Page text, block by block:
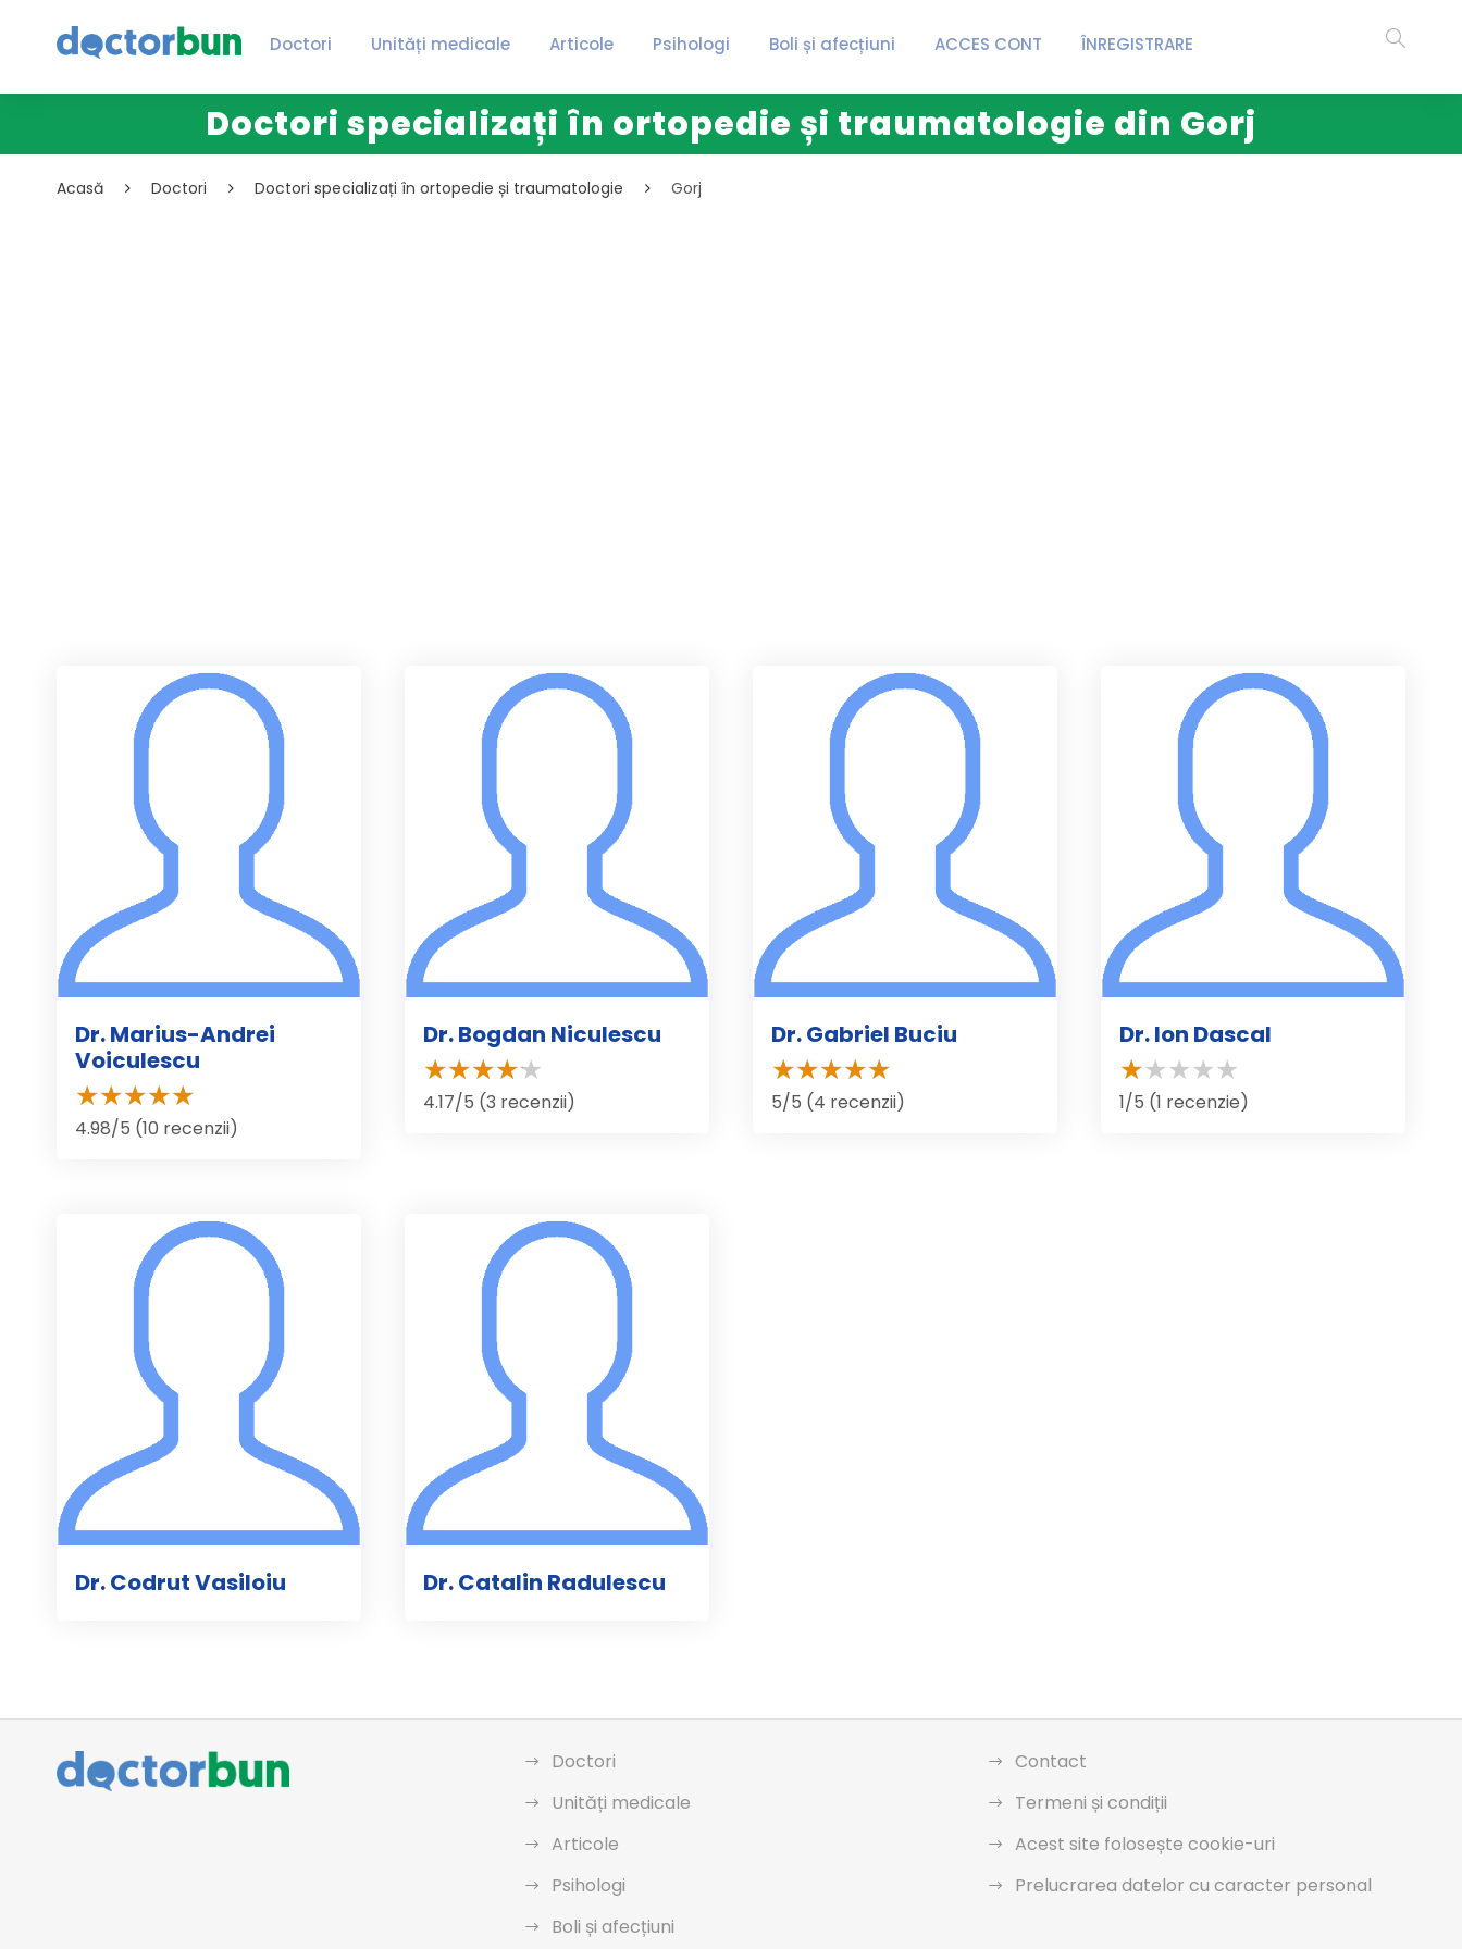
Doctori Unități medicale Articole Psihologi Boli și afecțiuni ACCES CONT ÎNREGISTRARE
Doctori specializați în ortopedie și traumatologie din Gorj
Acasă Doctori Doctori specializați în ortopedie și traumatologie Gorj
Dr. Marius-Andrei
Voiculescu
4.98/5 (10 recenzii)
Dr. Bogdan Niculescu
4.17/5 (3 recenzii)
Dr. Gabriel Buciu
5/5 (4 recenzii)
Dr. Ion Dascal
1/5 (1 recenzie)
Dr. Codrut Vasiloiu Dr. Catalin Radulescu
Doctori
Unități medicale
Articole
Psihologi
Boli și afecțiuni
Contact
Termeni și condiții
Acest site folosește cookie-uri
Prelucrarea datelor cu caracter personal